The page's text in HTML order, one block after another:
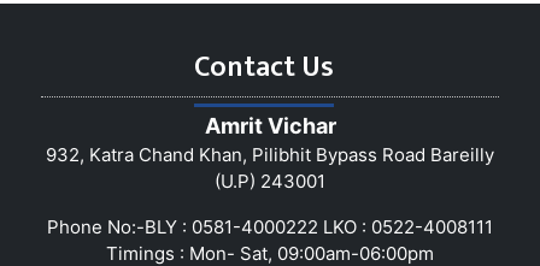
Contact Us
Amrit Vichar
932, Katra Chand Khan, Pilibhit Bypass Road Bareilly
(U.P) 243001
Phone No:-BLY : 0581-4000222 LKO : 0522-4008111
Timings : Mon- Sat, 09:00am-06:00pm